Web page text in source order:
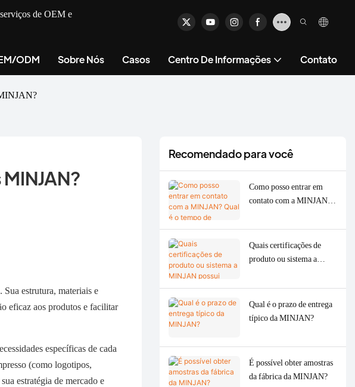
de OEM e
ODM Sobre Nós Casos Centro De Informações Contato
Sua estrutura, materiais e
eficaz aos produtos e facilitar
específicas de cada
(como logotipos,
estratégia de mercado e
Recomendado para você
Como posso entrar em
contato com a MINJAN?
típico do atendimento ao
cliente?
Quais certificações de
produto ou sistema a
atualmente?
Qual é o prazo de entrega
típico da MINJAN?
É possível obter amostras
da fábrica da MINJAN?